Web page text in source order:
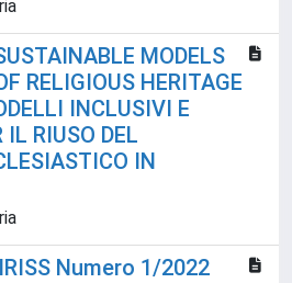
MODELS
RELIGIOUS HERITAGE
INCLUSIVI E
RIUSO DEL
IN
Numero 1/2022